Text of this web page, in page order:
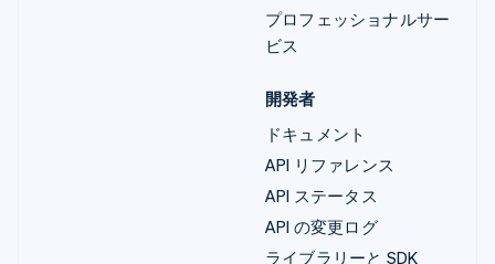
プロフェッショナルサー
ビス
開発者
ドキュメント
API リファレンス
API ステータス
API の変更ログ
ライブラリーと SDK